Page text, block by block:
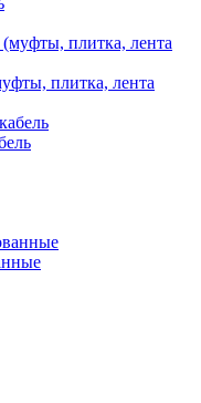
плитка, лента